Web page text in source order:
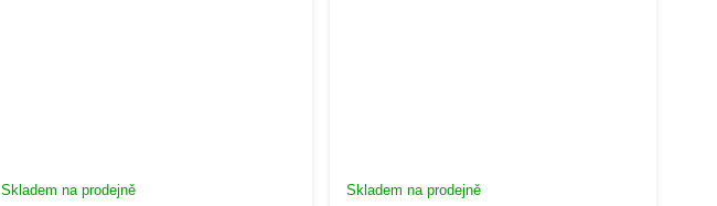
Skladem na prodejně Skladem na prodejně